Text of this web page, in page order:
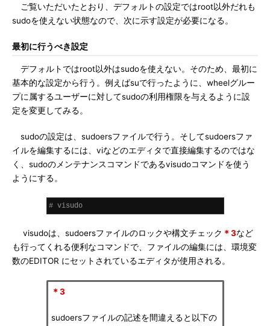
ご覧いただいたとおり、デフォルトの設定ではroot以外だれも
sudoを使えない状態なので、次に示す設定が必要になる。
最初に行うべき設定
デフォルトではroot以外はsudoを使えない。そのため、最初に
基本的な設定から行う。例えばsuで行ったように、wheelグルー
プに属するユーザーに対してsudoの利用権限を与えるように設
定を変更してみる。
sudoの設定は、sudoersファイルで行う。そしてsudoersファ
イルを編集するには、viなどのエディタで直接編集するのではな
く、sudoのメンテナンスコマンドであるvisudoコマンドを使う
ようにする。
# visudo
visudoは、sudoersファイルのロックや構文チェック ＊3など
も行ってくれる便利なコマンドで、ファイルの編集には、環境変
数のEDITOR にセットされているエディタが使用される。
＊3
sudoersファイルの記述を間違えると以下の